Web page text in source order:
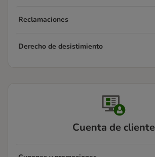
Reclamaciones
Derecho de desistimiento
Cuenta de cliente